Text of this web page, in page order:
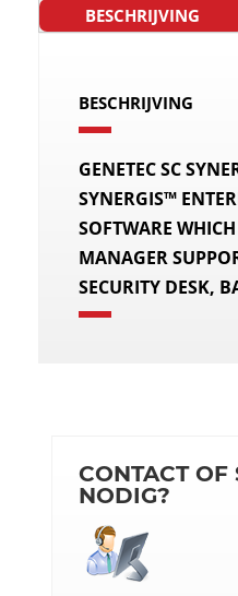
BESCHRIJVING
BESCHRIJVING
GENETEC SC
SYNERGIS™
SOFTWARE
MANAGER
SECURITY DESK,
CONTACT OF
NODIG?